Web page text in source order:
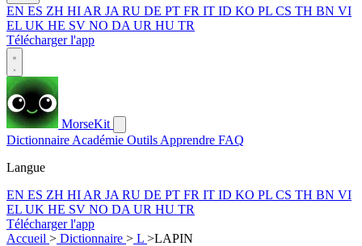
EN ES ZH HI AR JA RU DE PT FR IT ID KO PL CS TH BN VI
EL UK HE SV NO DA UR HU TR
Télécharger l'app
MorseKit
Dictionnaire Académie Outils Apprendre FAQ
Langue
EN ES ZH HI AR JA RU DE PT FR IT ID KO PL CS TH BN VI
EL UK HE SV NO DA UR HU TR
Télécharger l'app
Accueil > Dictionnaire > L >LAPIN